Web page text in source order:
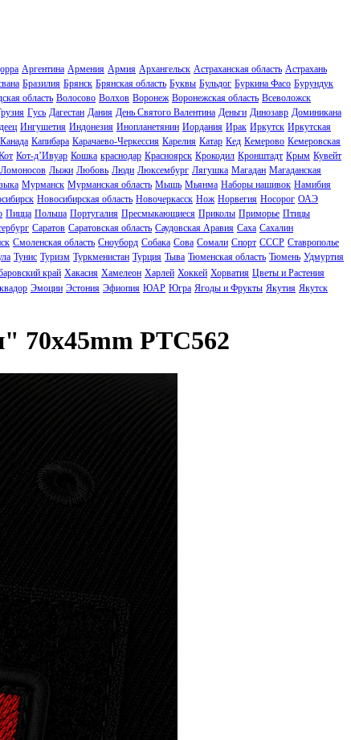
Аргентина Армения Армия Архангельск Астраханская область Астрахань
Бразилия Брянск Брянская область Буквы Бульдог Буркина Фасо Бурундук
область Волосово Волхов Воронеж Воронежская область Всеволожск
Гусь Дагестан Дания День Святого Валентина Деньги Динозавр Доминикана
Ингушетия Индонезия Инопланетянин Иордания Ирак Иркутск Иркутская
Канада Капибара Карачаево-Черкессия Карелия Катар Кед Кемерово Кемеровская
Кот-д’Ивуар Кошка краснодар Красноярск Крокодил Кронштадт Крым Кувейт
Ломоносов Лыжи Любовь Люди Люксембург Лягушка Магадан Магаданская
Мурманск Мурманская область Мышь Мьянма Наборы нашивок Намибия
Новосибирская область Новочеркасск Нож Норвегия Носорог ОАЭ
Пицца Польша Португалия Пресмыкающиеся Приколы Приморье Птицы
Саратов Саратовская область Саудовская Аравия Саха Сахалин
Смоленская область Сноуборд Собака Сова Сомали Спорт СССР Ставрополье
Тунис Туризм Туркменистан Турция Тыва Тюменская область Тюмень Удмуртия
край Хакасия Хамелеон Харлей Хоккей Хорватия Цветы и Растения
Эмоции Эстония Эфиопия ЮАР Югра Ягоды и Фрукты Якутия Якутск
70x45mm PTC562